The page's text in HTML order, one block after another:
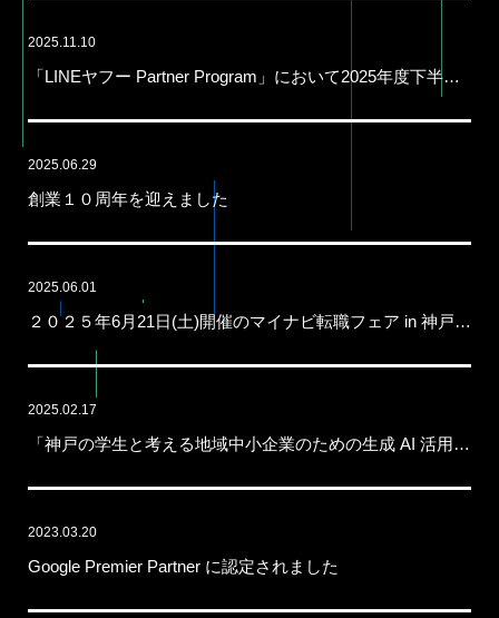
2025.11.10
「LINEヤフー Partner Program」において2025年度下半期の認定パートナー「Certified」に認定
2025.06.29
創業１０周年を迎えました
2025.06.01
２０２５年6月21日(土)開催のマイナビ転職フェア in 神戸 に出展します！
2025.02.17
「神戸の学生と考える地域中小企業のための生成 AI 活用勉強会」に参加しました
2023.03.20
Google Premier Partner に認定されました